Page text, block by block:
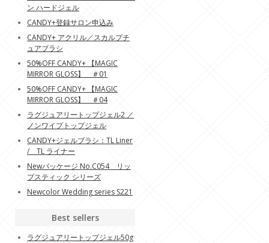
ン ハードジェル
CANDY+登録サロン申込み
CANDY+ アクリル／スカルプチ
ュアブラシ
50%OFF CANDY+ 【MAGIC
MIRROR GLOSS】 ＃01
50%OFF CANDY+ 【MAGIC
MIRROR GLOSS】 ＃04
ラグジュアリートップジェル2 ／
ノンワイプトップジェル
CANDY+ジェルブラシ：TL Liner
/ TL ライナー
Newパッケージ No.C054 リッ
プスティック シリーズ
Newcolor Wedding series S221
Best sellers
ラグジュアリートップジェル50g